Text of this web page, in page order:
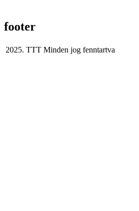
footer
2025. TTT Minden jog fenntartva